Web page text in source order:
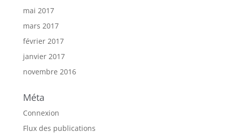
mai 2017
mars 2017
février 2017
janvier 2017
novembre 2016
Méta
Connexion
Flux des publications